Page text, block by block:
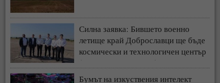
Силна заявка: Бившето военно
летище край Доброславци ще бъде
космически и технологичен център
(СНИМКИ + ВИДЕО)
Бумът на изкуствения интелект